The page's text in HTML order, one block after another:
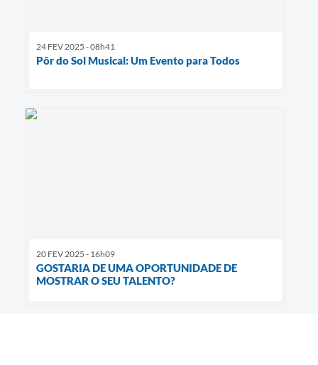
24 FEV 2025 - 08h41
Pôr do Sol Musical: Um Evento para Todos
20 FEV 2025 - 16h09
GOSTARIA DE UMA OPORTUNIDADE DE
MOSTRAR O SEU TALENTO?